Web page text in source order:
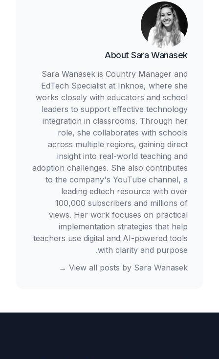
About Sara Wanasek
Sara Wanasek is Country Manager and
EdTech Specialist at Inknoe, where she
works closely with educators and school
leaders to support effective technology
integration in classrooms. Through her
role, she collaborates with schools
across multiple regions, gaining direct
insight into real-world teaching and
adoption challenges. She also contributes
to the company's YouTube channel, a
leading edtech resource with over
100,000 subscribers and millions of
views. Her work focuses on practical
implementation strategies that help
teachers use digital and AI-powered tools
with clarity and purpose.
View all posts by Sara Wanasek
→